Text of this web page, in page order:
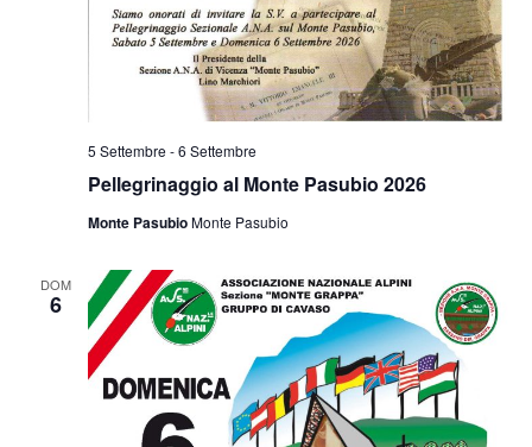
Pellegrinaggio al Monte Pasubio 2026
5 Settembre -6 Settembre
Monte PasubioMonte Pasubio
DOM
6